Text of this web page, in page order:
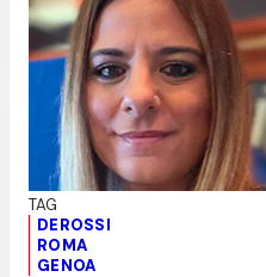
DEROSSI
ROMA
GENOA